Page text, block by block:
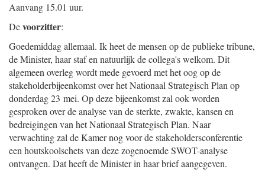
Aanvang 15.01 uur.
Devoorzitter:
Goedemiddag allemaal. Ik heet de mensen op de publieke tribune,
de Minister, haar staf en natuurlijk de collega's welkom. Dit
algemeen overleg wordt mede gevoerd met het oog op de
stakeholderbijeenkomst over het Nationaal Strategisch Plan op
donderdag 23 mei. Op deze bijeenkomst zal ook worden
gesproken over de analyse van de sterkte, zwakte, kansen en
bedreigingen van het Nationaal Strategisch Plan. Naar
verwachting zal de Kamer nog voor de stakeholdersconferentie
een houtskoolschets van deze zogenoemde SWOT-analyse
ontvangen. Dat heeft de Minister in haar brief aangegeven.